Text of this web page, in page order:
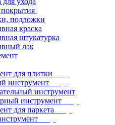
подложки
краска
штукатурка
лак
для плитки
инструмент
инструмент
инструмент
для паркета